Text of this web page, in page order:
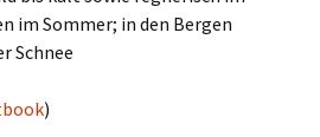
im Sommer; in den Bergen
Schnee
)